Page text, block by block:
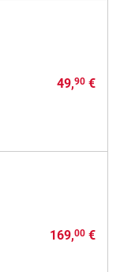
49,90€
169,00€